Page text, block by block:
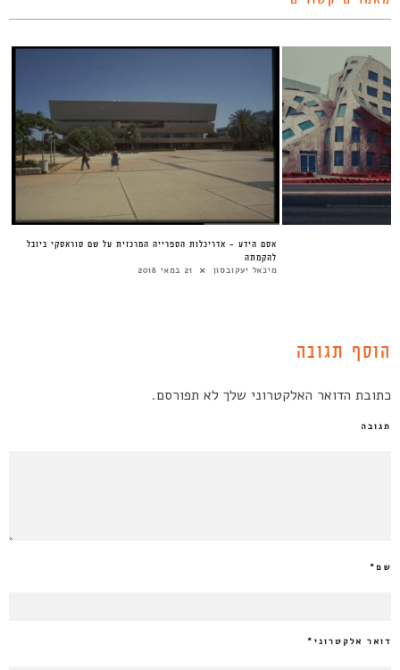
אסם הידע – אדריכלות הספרייה המרכזית על שם סוראסקי ביובל
להקמתה
מיכאל יעקובסון 21 במאי 2018
הוסף תגובה
כתובת הדואר האלקטרוני שלך לא תפורסם.
תגובה
שם*
דואר אלקטרוני *